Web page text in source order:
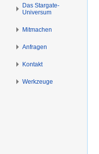
Das Stargate-
Universum
Mitmachen
Anfragen
Kontakt
Werkzeuge